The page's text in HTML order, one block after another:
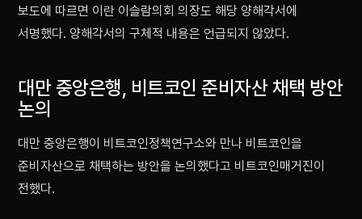
보도에 따르면 이란 이슬람의회 의장도 해당 양해각서에
서명했다. 양해각서의 구체적 내용은 언급되지 않았다.
대만 중앙은행, 비트코인 준비자산 채택 방안
논의
대만 중앙은행이 비트코인정책연구소와 만나 비트코인을
준비자산으로 채택하는 방안을 논의했다고 비트코인매거진이
전했다.